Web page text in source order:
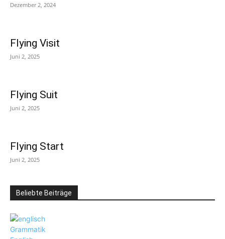
Dezember 2, 2024
Flying Visit
Juni 2, 2025
Flying Suit
Juni 2, 2025
Flying Start
Juni 2, 2025
Beliebte Beiträge